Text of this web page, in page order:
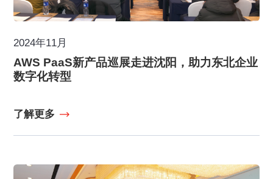
2024年11月
AWS PaaS新产品巡展走进沈阳，助力东北企业
数字化转型
了解更多